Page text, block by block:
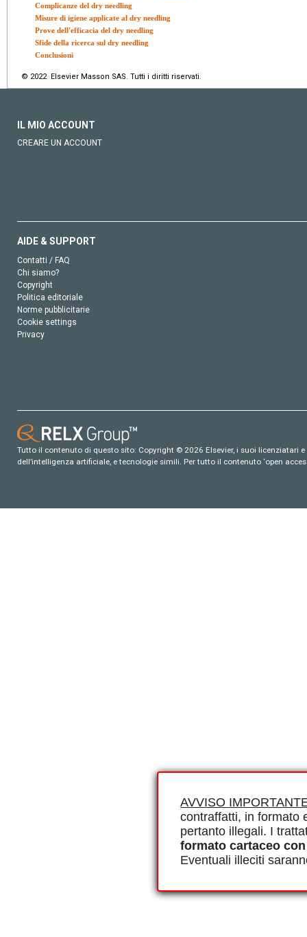
AVVISO
contraffatti, in formato
pertanto illegali. I
formato cartaceo
Eventuali illeciti
Complicanze del dry needling
Misure di igiene applicate al dry needling
Prove dell'efficacia del dry needling
Sfide della ricerca sul dry needling
Conclusioni
© 2022 Elsevier Masson SAS. Tutti i diritti riservati.
IL MIO ACCOUNT
CREARE UN ACCOUNT
AIDE & SUPPORT
Contatti / FAQ
Chi siamo?
Copyright
Politica editoriale
Norme pubblicitarie
Cookie settings
Privacy
Tutto il contenuto di questo sito: Copyright © 2026 Elsevier, i suoi
dell’intelligenza artificiale, e tecnologie simili. Per tutto il contenuto ‘open